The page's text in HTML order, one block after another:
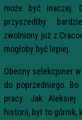
może być inaczej.
przyszedłby
zwolniony już z
mogłoby być lepiej.
Obecny selekcjoner
do poprzedniego.
pracy. Jak Aleksiej
historii, był to górnik,